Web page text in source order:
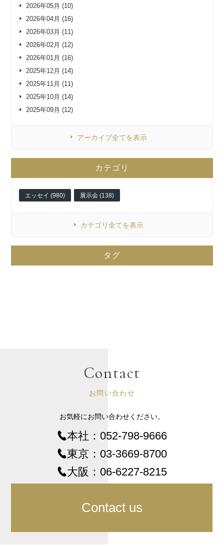
2026年05月 (10)
2026年04月 (16)
2026年03月 (11)
2026年02月 (12)
2026年01月 (16)
2025年12月 (14)
2025年11月 (11)
2025年10月 (14)
2025年09月 (12)
アーカイブ全てを表示
カテゴリ
エッセイ (980) 展示会 (138)
カテゴリ全てを表示
タグ
Contact
お問い合わせ
お気軽にお問い合わせください。
本社： 052-798-9666
東京： 03-3669-8700
大阪： 06-6227-8215
Contact us